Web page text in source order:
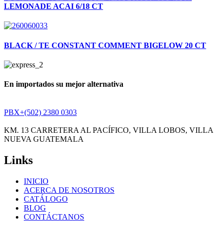
LEMONADE ACAI 6/18 CT
BLACK / TE CONSTANT COMMENT BIGELOW 20 CT
En importados su mejor alternativa
PBX+(502) 2380 0303
KM. 13 CARRETERA AL PACÍFICO, VILLA LOBOS, VILLA
NUEVA GUATEMALA
Links
INICIO
ACERCA DE NOSOTROS
CATÁLOGO
BLOG
CONTÁCTANOS